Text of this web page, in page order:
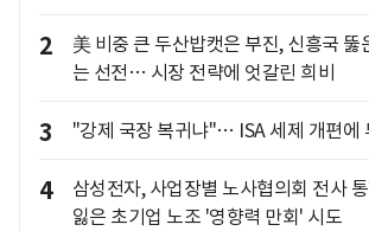
2
美 비중 큰 두산밥캣은 부진, 신흥국 뚫
는 선전… 시장 전략에 엇갈린 희비
3 "강제 국장 복귀냐"… ISA 세제 개편에
4
삼성전자, 사업장별 노사협의회 전사
잃은 초기업 노조 '영향력 만회' 시도